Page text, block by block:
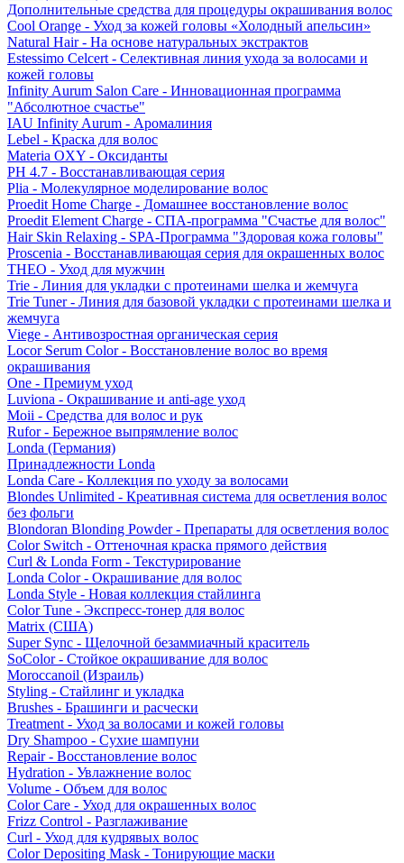
Дополнительные средства для процедуры окрашивания волос
Cool Orange - Уход за кожей головы «Холодный апельсин»
Natural Hair - На основе натуральных экстрактов
Estessimo Celcert - Селективная линия ухода за волосами и
кожей головы
Infinity Aurum Salon Care - Инновационная программа
"Абсолютное счастье"
IAU Infinity Aurum - Аромалиния
Lebel - Краска для волос
Materia OXY - Оксиданты
PH 4.7 - Восстанавливающая серия
Plia - Молекулярное моделирование волос
Proedit Home Charge - Домашнее восстановление волос
Proedit Element Charge - СПА-программа "Счастье для волос"
Hair Skin Relaxing - SPA-Программа "Здоровая кожа головы"
Proscenia - Восстанавливающая серия для окрашенных волос
THEO - Уход для мужчин
Trie - Линия для укладки с протеинами шелка и жемчуга
Trie Tuner - Линия для базовой укладки с протеинами шелка и
жемчуга
Viege - Антивозростная органическая серия
Locor Serum Color - Восстановление волос во время
окрашивания
One - Премиум уход
Luviona - Окрашивание и anti-age уход
Moii - Средства для волос и рук
Rufor - Бережное выпрямление волос
Londa (Германия)
Принадлежности Londa
Londa Care - Коллекция по уходу за волосами
Blondes Unlimited - Креативная система для осветления волос
без фольги
Blondoran Blonding Powder - Препараты для осветления волос
Color Switch - Оттеночная краска прямого действия
Curl & Londa Form - Текстурирование
Londa Color - Окрашивание для волос
Londa Style - Новая коллекция стайлинга
Color Tune - Экспресс-тонер для волос
Matrix (США)
Super Sync - Щелочной безаммиачный краситель
SoColor - Стойкое окрашивание для волос
Moroccanoil (Израиль)
Styling - Стайлинг и укладка
Brushes - Брашинги и расчески
Treatment - Уход за волосами и кожей головы
Dry Shampoo - Сухие шампуни
Repair - Восстановление волос
Hydration - Увлажнение волос
Volume - Объем для волос
Color Care - Уход для окрашенных волос
Frizz Control - Разглаживание
Curl - Уход для кудрявых волос
Color Depositing Mask - Тонирующие маски